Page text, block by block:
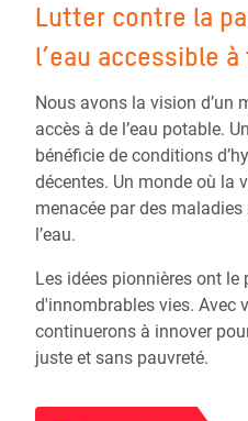
Lutter contre la
l’eau accessible
Nous avons la vision d’un
accès à de l’eau potable.
bénéficie de conditions
décentes. Un monde où la
menacée par des
l’eau.
Les idées pionnières ont
d'innombrables vies. Avec
continuerons à innover
juste et sans pauvreté.